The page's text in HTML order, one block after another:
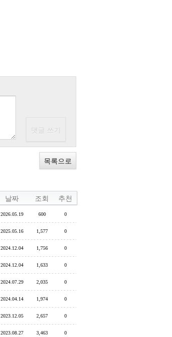
목록으로
날짜 조회 추천
2026.05.19 600 0
2025.05.16 1,577 0
2024.12.04 1,756 0
2024.12.04 1,633 0
2024.07.29 2,035 0
2024.04.14 1,974 0
2023.12.05 2,657 0
2023.08.27 3,463 0